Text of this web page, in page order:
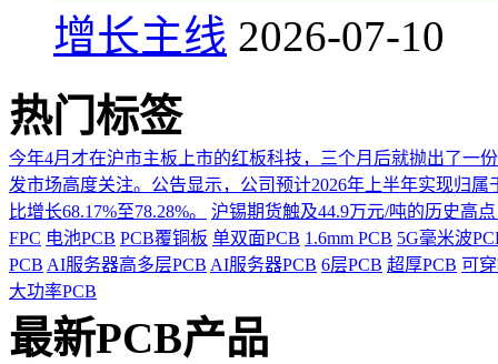
增长主线 2026-07-10
热门标签
今年4月才在沪市主板上市的红板科技，三个月后就抛出了一
发市场高度关注。公告显示，公司预计2026年上半年实现归
比增长68.17%至78.28%。
沪锡期货触及44.9万元/吨的历史高
FPC 电池PCB PCB覆铜板 单双面PCB 1.6mm PCB 5G毫米波
PCB AI服务器高多层PCB AI服务器PCB 6层PCB 超厚PCB 可
大功率PCB
最新PCB产品